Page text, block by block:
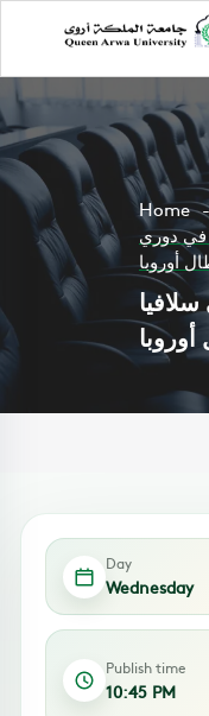
Home
في دوري
أوروبا
Day
Wednesday
Publish time
10:45 PM